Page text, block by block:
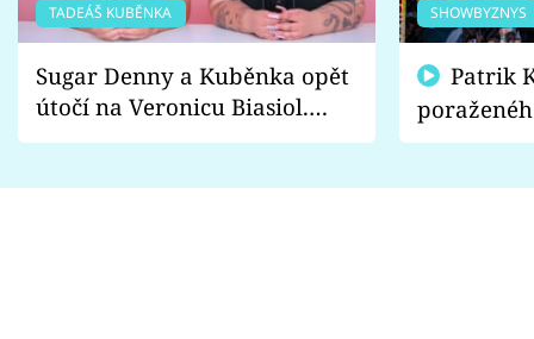
TADEÁŠ KUBĚNKA
Sugar Denny a Kuběnka opět
útočí na Veronicu Biasiol.
Proč je podle nich falešná a
SHOWBYZNYS
fanoušci